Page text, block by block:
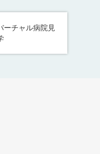
ーチャル病院見